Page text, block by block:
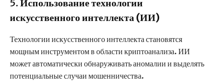
5. Использование технологии
искусственного интеллекта (ИИ)
Технологии искусственного интеллекта становятся
мощным инструментом в области криптоанализа. ИИ
может автоматически обнаруживать аномалии и выделять
потенциальные случаи мошенничества.